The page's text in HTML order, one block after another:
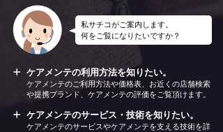
私サチコがご案内します。
何をご覧になりたいですか？
ケアメンテの利用方法を知りたい。
ケアメンテのご利用方法や価格表、お近くの店舗検索
や提携ブランド、ケアメンテの評価をご覧頂けます。
ケアメンテのサービス・技術を知りたい。
ケアメンテのサービスやケアメンテを支える技術を詳